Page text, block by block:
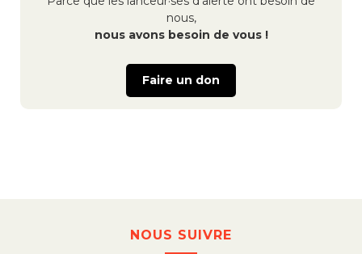
nous,
nous avons besoin de vous !
Faire un don
NOUS SUIVRE